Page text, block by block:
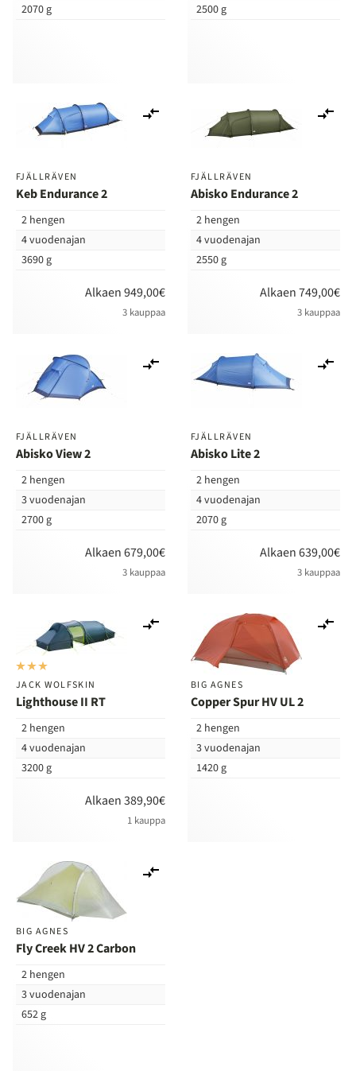
2070 g
2500 g
FJÄLLRÄVEN
Keb Endurance 2
2 hengen
4 vuodenajan
3690 g
Alkaen 949,00€
3 kauppaa
vertailuun
FJÄLLRÄVEN
Abisko Endurance 2
2 hengen
4 vuodenajan
2550 g
Alkaen 749,00€
3 kauppaa
FJÄLLRÄVEN
Abisko View 2
2 hengen
3 vuodenajan
2700 g
Alkaen 679,00€
3 kauppaa
vertailuun
FJÄLLRÄVEN
Abisko Lite 2
2 hengen
4 vuodenajan
2070 g
Alkaen 639,00€
3 kauppaa
JACK WOLFSKIN
Lighthouse II RT
2 hengen
4 vuodenajan
3200 g
Alkaen 389,90€
1 kauppa
vertailuun
BIG AGNES
Copper Spur HV UL 2
2 hengen
3 vuodenajan
1420 g
BIG AGNES
Fly Creek HV 2 Carbon
2 hengen
3 vuodenajan
652 g